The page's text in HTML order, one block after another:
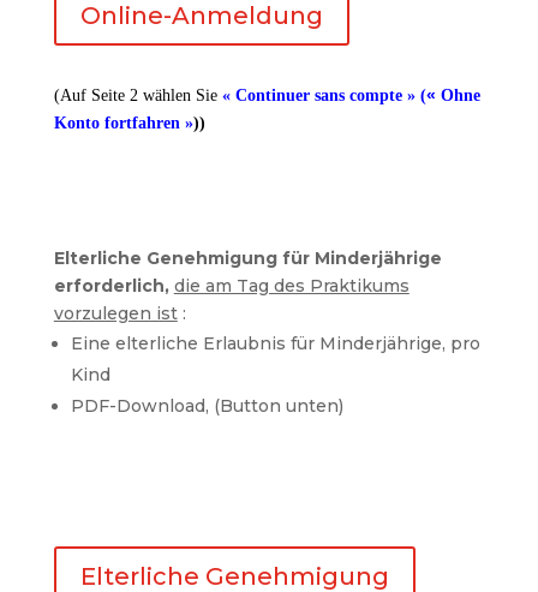
Online-Anmeldung
(Auf Seite 2 wählen Sie « Continuer sans compte» (« Ohne
Konto fortfahren »))
Elterliche Genehmigung für Minderjährige
erforderlich, die am Tag des Praktikums
vorzulegen ist:
Eine elterliche Erlaubnis für Minderjährige, pro
Kind
PDF-Download, (Button unten)
Elterliche Genehmigung